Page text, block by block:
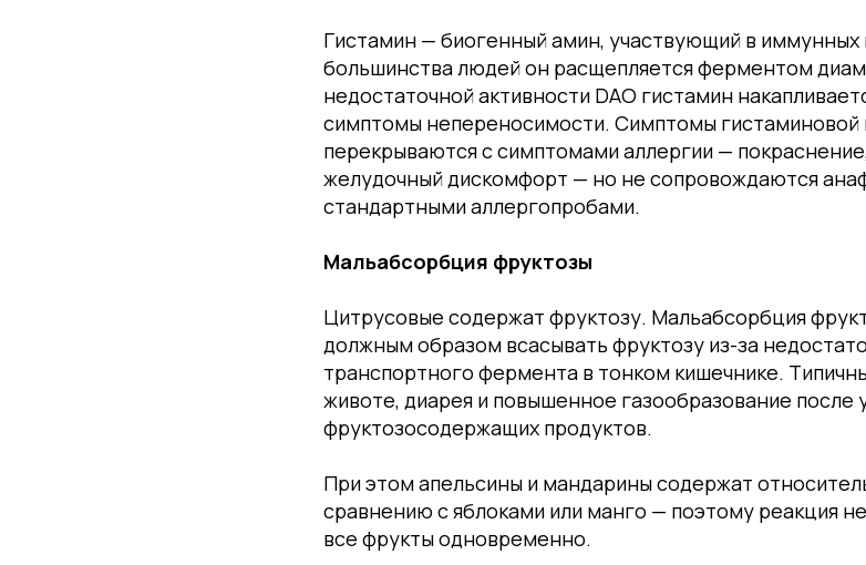
Гистамин — биогенный амин, участвующий в иммунных
большинства людей он расщепляется ферментом
недостаточной активности DAO гистамин
симптомы непереносимости. Симптомы
перекрываются с симптомами аллергии —
желудочный дискомфорт — но не сопровождаются
стандартными аллергопробами.
Мальабсорбция фруктозы
Цитрусовые содержат фруктозу. Мальабсорбция
должным образом всасывать фруктозу из-за
транспортного фермента в тонком кишечнике.
животе, диарея и повышенное газообразование после
фруктозосодержащих продуктов.
При этом апельсины и мандарины содержат
сравнению с яблоками или манго — поэтому реакция
все фрукты одновременно.